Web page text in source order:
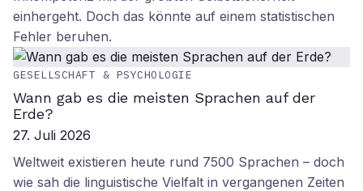
einhergeht. Doch das könnte auf einem statistischen
Fehler beruhen.
GESELLSCHAFT & PSYCHOLOGIE
Wann gab es die meisten Sprachen auf der
Erde?
27. Juli 2026
Weltweit existieren heute rund 7500 Sprachen – doch
wie sah die linguistische Vielfalt in vergangenen Zeiten